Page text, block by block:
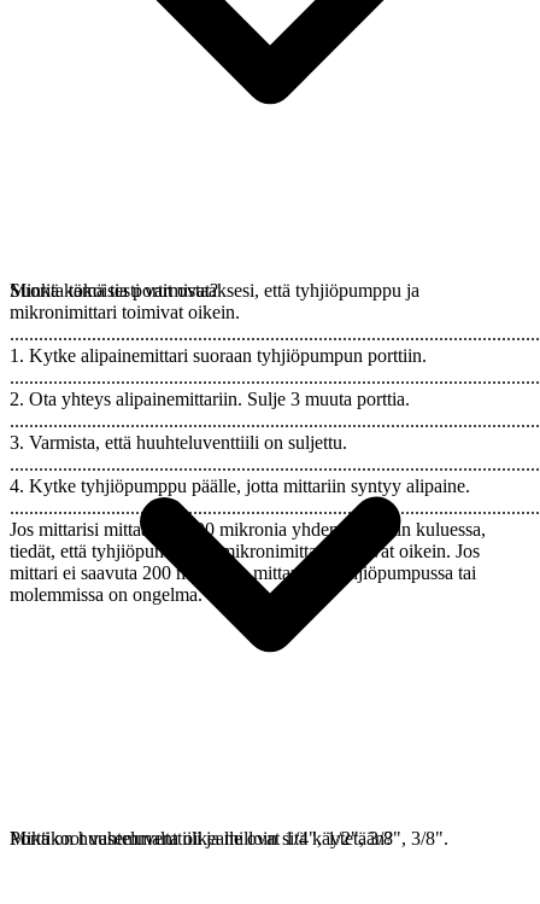
Suorita tämä testi varmistaaksesi, että tyhjiöpumppu ja
mikronimittari toimivat oikein.
1. Kytke alipainemittari suoraan tyhjiöpumpun porttiin.
2. Ota yhteys alipainemittariin. Sulje 3 muuta porttia.
3. Varmista, että huuhteluventtiili on suljettu.
4. Kytke tyhjiöpumppu päälle, jotta mittariin syntyy alipaine.
Jos mittarisi mittaa alle 200 mikronia yhden minuutin kuluessa,
tiedät, että tyhjiöpumppu ja mikronimittari toimivat oikein. Jos
mittari ei saavuta 200 mikronia, mittarissa, tyhjiöpumpussa tai
molemmissa on ongelma.
Minkä kokoisia portit ovat?
Porttikoot vasemmalta oikealle ovat 1/4", 1/2", 3/8", 3/8".
Mikä on huuhteluventtiili ja milloin sitä käytetään?